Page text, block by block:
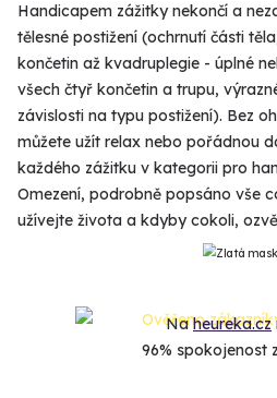
Handicapem zážitky nekončí a
tělesné postižení (ochrnutí části
končetin až kvadruplegie - úplné
všech čtyř končetin a trupu,
závislosti na typu postižení). Bez
můžete užít relax nebo pořádnou
každého zážitku v kategorii pro
Omezení, podrobně popsáno vše
užívejte života a kdyby cokoli,
Naheureka.cz
96% spokojenost